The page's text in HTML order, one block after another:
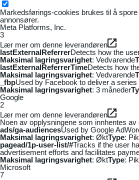
Markedsførings-cookies brukes til å
annonsører.
Meta Platforms, Inc.
3
Lær mer om denne leverandøren
lastExternalReferrerDetects how the
Maksimal lagringsvarighet: Vedvarende
lastExternalReferrerTimeDetects how
Maksimal lagringsvarighet: Vedvarende
_fbpUsed by Facebook to deliver a
Maksimal lagringsvarighet: 3 måneder
Google
2
Lær mer om denne leverandøren
Noen av opplysningene som innhentes
ads/ga-audiencesUsed by Google
Maksimal lagringsvarighet: ØktType:
pagead/1p-user-list/#Tracks if the user
advertisement efforts and facilitates
Maksimal lagringsvarighet: ØktType:
Microsoft
7